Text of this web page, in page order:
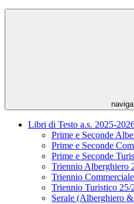
Libri di Testo a.s. 2025-
Prime e Seconde
Prime e Seconde
Prime e Seconde
Triennio Alberghiero
Triennio
Triennio Turistico 25/
Serale (Alberghiero